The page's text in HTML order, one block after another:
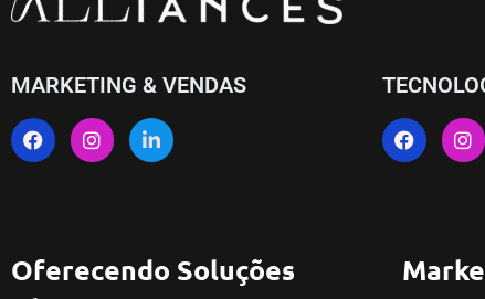
MARKETING & VENDAS
Oferecendo Soluções